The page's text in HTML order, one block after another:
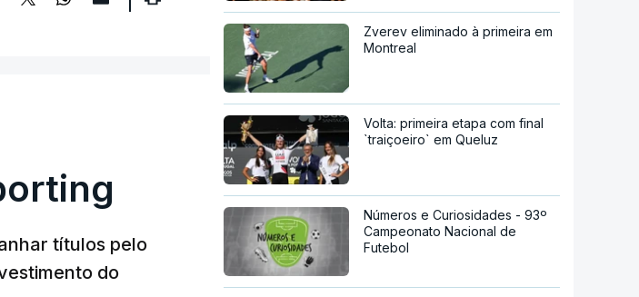
títulos pelo
do
Zverev eliminado à primeira em
Montreal
Volta: primeira etapa com final
`traiçoeiro` em Queluz
Números e Curiosidades - 93º
Campeonato Nacional de
Futebol